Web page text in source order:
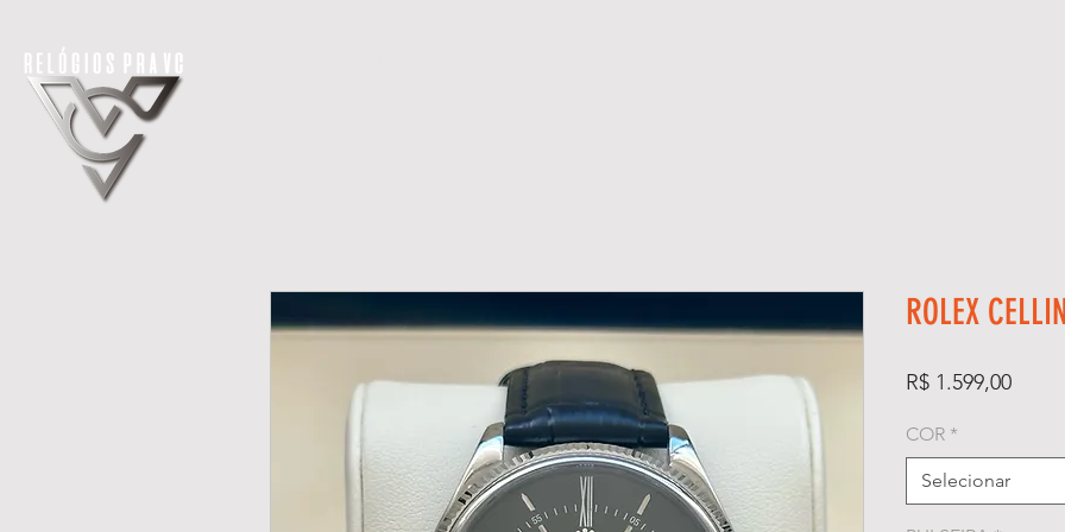
ROLEX
R$ 1.599,00Preço
COR *
Selecionar